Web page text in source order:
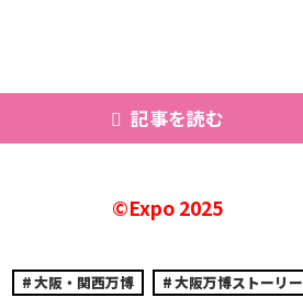
記事を読む
©Expo 2025
大阪・関西万博 大阪万博ストーリー